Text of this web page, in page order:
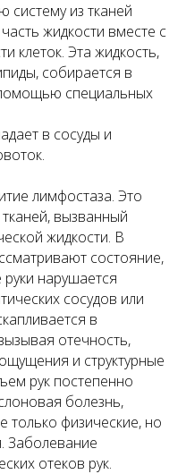
систему из тканей
жидкости вместе с
клеток. Эта жидкость,
собирается в
специальных
в сосуды и
лимфостаза. Это
вызванный
жидкости. В
состояние,
нарушается
сосудов или
в
отечность,
и структурные
рук постепенно
болезнь,
только физические, но
Заболевание
отеков рук.